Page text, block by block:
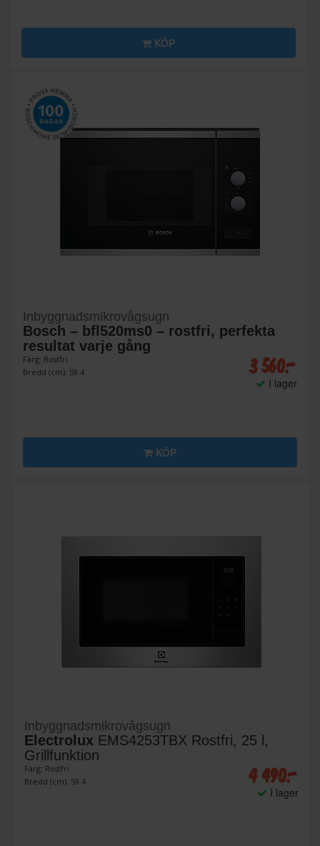
KÖP
Inbyggnadsmikrovågsugn
Bosch – bfl520ms0 – rostfri, perfekta
resultat varje gång
Färg: Rostfri
Bredd (cm): 59.4
3 560:-
I lager
KÖP
Inbyggnadsmikrovågsugn
Electrolux EMS4253TBX Rostfri, 25 l,
Grillfunktion
Färg: Rostfri
Bredd (cm): 59.4
4 490:-
I lager